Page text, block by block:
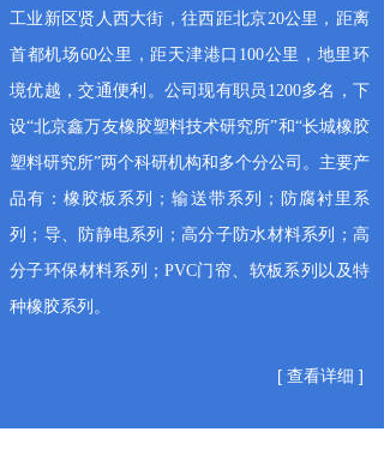
[ 查看详细 ]
工业新区贤人西大街，往西距北京20公里，距离
首都机场60公里，距天津港口100公里，地里环
境优越，交通便利。公司现有职员1200多名，下
设“北京鑫万友橡胶塑料技术研究所”和“长城橡胶
塑料研究所”两个科研机构和多个分公司。主要产
品有：橡胶板系列；输送带系列；防腐衬里系
列；导、防静电系列；高分子防水材料系列；高
分子环保材料系列；PVC门帘、软板系列以及特
种橡胶系列。